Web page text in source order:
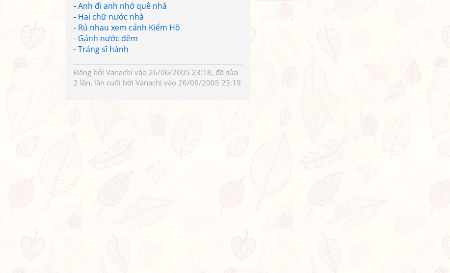
-Anh đi anh nhớ quê nhà
- Hai chữ nước nhà
- Rủ nhau xem cảnh Kiếm Hồ
- Gánh nước đêm
-Tráng sĩ hành
Đăng bởi Vanachi vào 26/06/2005 23:18, đã sửa
2 lần, lần cuối bởi Vanachi vào 26/06/2005 23:19